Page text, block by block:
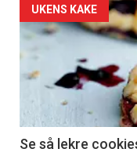
Forsiden
akkurat
nå
2
UKENS KAKE
Se så lekre